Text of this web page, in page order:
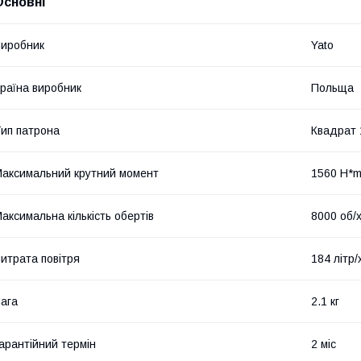
Yato
виробник Польща
патрона Квадрат
крутний момент 1560 H*m
кількість обертів 8000 об/
повітря 184 літр/
2.1 кг
термін 2 міс